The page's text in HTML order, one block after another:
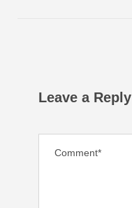
Leave a Reply